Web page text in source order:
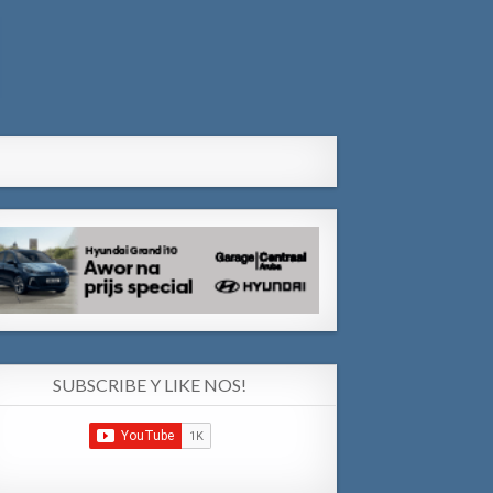
SUBSCRIBE Y LIKE NOS!